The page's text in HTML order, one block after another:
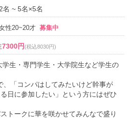
名 ~ 5名×5名
性20~20才募集中
7300円(税込8030円)
生・専門学生・大学院生など学生の
、「コンパはしてみたいけど幹事が
日に参加したい」という方にはぜひ
トークに華を咲かせてみんなで盛り